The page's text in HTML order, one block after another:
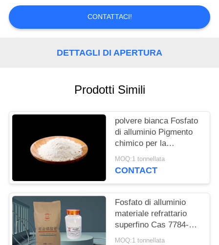
CHIEDI
PREVENTIVO
SITO
PRIVACY
POLICY
CONTATTACI!
DETTAGLI DI APERTURA
Prodotti Simili
polvere bianca Fosfato
di alluminio Pigmento
chimico per la
passivazione della
superficie metallica e
MOQ:1 tonnellata
CONTACT
Fosfato di alluminio
materiale refrattario
superfino Cas 7784-30-
7 del raccoglitore
MOQ:1 tonnellata